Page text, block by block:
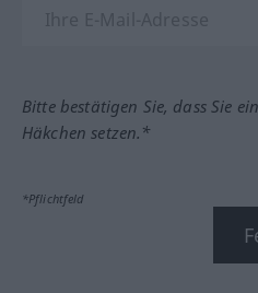
Bitte bestätigen Sie, dass Sie
Häkchen setzen.*
*Pflichtfeld